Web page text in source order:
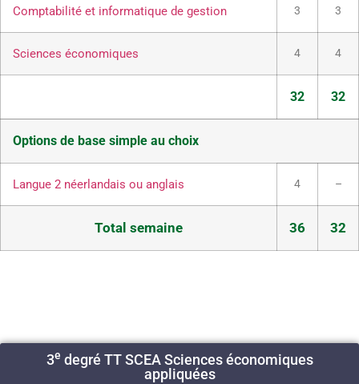
Comptabilité et informatique de gestion 3 3
Sciences économiques 4 4
32 32
Options de base simple au choix
Langue 2 néerlandais ou anglais 4 –
Total semaine 36 32
3e degré TT SCEA Sciences économiques
appliquées